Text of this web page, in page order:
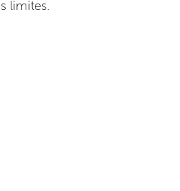
limites.